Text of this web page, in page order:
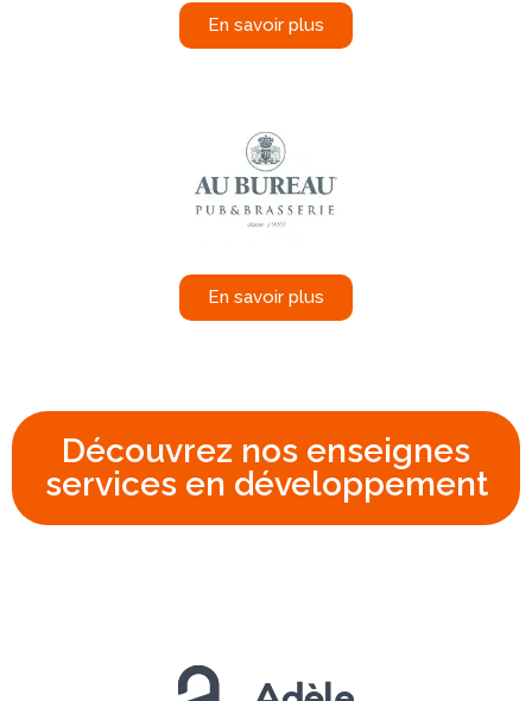
En savoir plus
En savoir plus
Découvrez nos enseignes
services en développement